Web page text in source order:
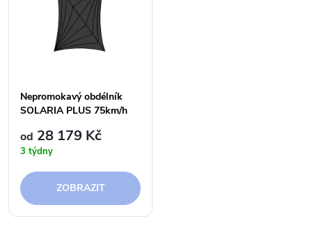
Můžete...
Nepromokavý obdélník
SOLARIA PLUS 75km/h
od 28 179 Kč
3 týdny
ZOBRAZIT